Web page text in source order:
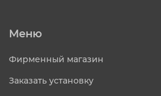
Меню
Фирменный магазин
Заказать установку